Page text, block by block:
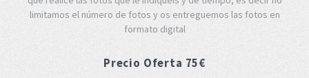
limitamos el número de fotos y os entreguemos las fotos en
formato digital
Precio Oferta 75€